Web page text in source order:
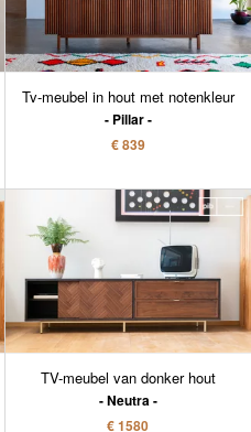
Tv-meubel in hout met notenkleur
Pillar
€ 839
TV-meubel van donker hout
Neutra
€ 1580